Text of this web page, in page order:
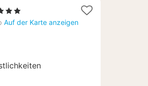
Sterne
Auf der Karte anzeigen